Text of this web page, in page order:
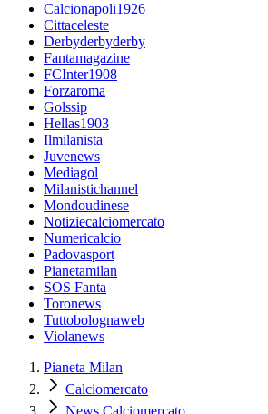
Calcionapoli1926
Cittaceleste
Derbyderbyderby
Fantamagazine
FCInter1908
Forzaroma
Golssip
Hellas1903
Ilmilanista
Juvenews
Mediagol
Milanistichannel
Mondoudinese
Notiziecalciomercato
Numericalcio
Padovasport
Pianetamilan
SOS Fanta
Toronews
Tuttobolognaweb
Violanews
Pianeta Milan
Calciomercato
News Calciomercato